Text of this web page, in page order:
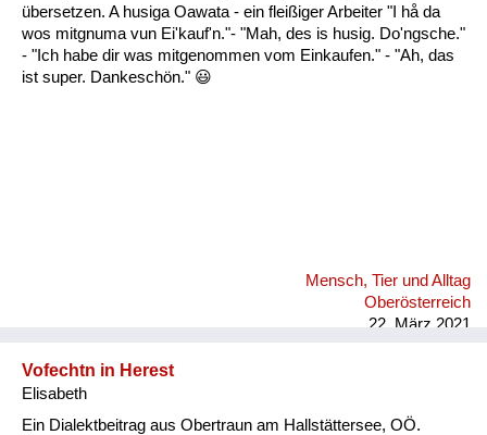
übersetzen. A husiga Oawata - ein fleißiger Arbeiter "I hå da
wos mitgnuma vun Ei'kauf'n."- "Mah, des is husig. Do'ngsche."
- "Ich habe dir was mitgenommen vom Einkaufen." - "Ah, das
ist super. Dankeschön." 😃
Mensch, Tier und Alltag
Oberösterreich
22. März 2021
Vofechtn in Herest
Elisabeth
Ein Dialektbeitrag aus Obertraun am Hallstättersee, OÖ.